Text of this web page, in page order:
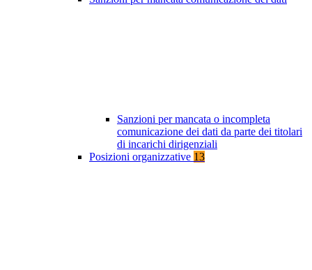
Sanzioni per mancata o incompleta
comunicazione dei dati da parte dei titolari
di incarichi dirigenziali
Posizioni organizzative 13